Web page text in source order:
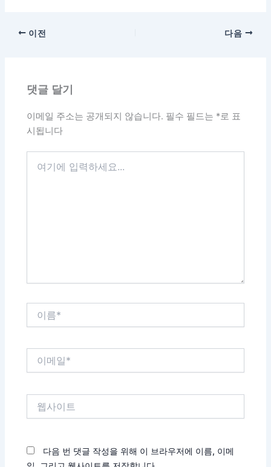
이전 다음
댓글 달기
이메일 주소는 공개되지 않습니다. 필수 필드는 *로 표
시됩니다
다음 번 댓글 작성을 위해 이 브라우저에 이름, 이메